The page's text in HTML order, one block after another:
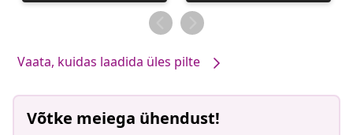
Vaata, kuidas laadida üles pilte
Võtke meiega ühendust!